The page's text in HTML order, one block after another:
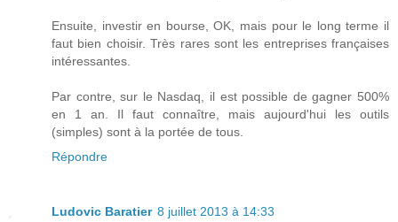
Ensuite, investir en bourse, OK, mais pour le long terme il
faut bien choisir. Très rares sont les entreprises françaises
intéressantes.
Par contre, sur le Nasdaq, il est possible de gagner 500%
en 1 an. Il faut connaître, mais aujourd'hui les outils
(simples) sont à la portée de tous.
Répondre
Ludovic Baratier 8 juillet 2013 à 14:33